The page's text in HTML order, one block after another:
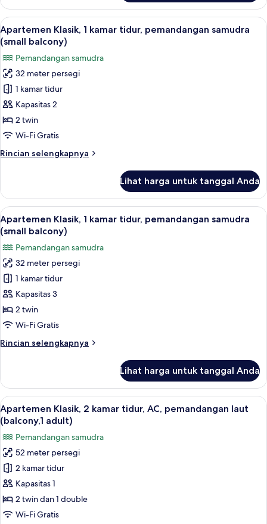
Apartemen
Klasik,
1
kamar
tidur,
pemandangan
samudra
(small
balcony)
Lihat
semua
foto
untuk
Apartemen
Klasik,
1
kamar
tidur,
samudra
Brankas, Wi-Fi gratis, dan seprai linen
9
Apartemen Klasik, 1 kamar tidur, pemandangan samudra
(small balcony)
Pemandangan samudra
32 meter persegi
1 kamar tidur
Kapasitas 2
2 twin
Wi-Fi Gratis
Rincian selengkapnya
Rincian
Apartemen
Klasik,
1
kamar
tidur,
pemandangan
samudra
(small
balcony)
Lihat harga untuk tanggal Anda
Lihat
semua
foto
untuk
Apartemen
Klasik,
1
kamar
tidur,
samudra
Brankas, Wi-Fi gratis, dan seprai linen
9
Apartemen Klasik, 1 kamar tidur, pemandangan samudra
(small balcony)
Pemandangan samudra
32 meter persegi
1 kamar tidur
Kapasitas 3
2 twin
Wi-Fi Gratis
Rincian selengkapnya
Rincian
Apartemen
Klasik,
1
kamar
tidur,
pemandangan
samudra
(small
balcony)
Lihat harga untuk tanggal Anda
Lihat
semua
foto
untuk
Apartemen
Klasik,
2
kamar
tidur,
Brankas, Wi-Fi gratis, dan seprai linen
7
Apartemen Klasik, 2 kamar tidur, AC, pemandangan laut
(balcony,1 adult)
Pemandangan samudra
52 meter persegi
2 kamar tidur
Kapasitas 1
2 twin dan 1 double
Wi-Fi Gratis